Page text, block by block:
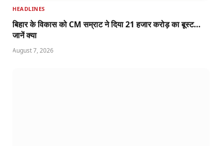
HEADLINES
बिहार के विकास को CM सम्राट ने दिया 21 हजार करोड़ का बूस्ट…
जानें क्या
August 7, 2026